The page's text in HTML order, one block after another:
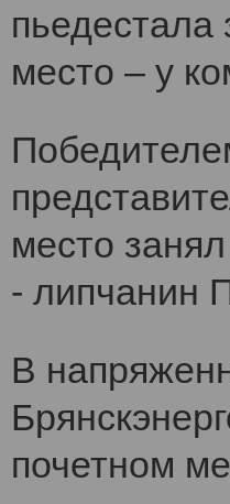
место – у
место
- липчанин
В
почетном